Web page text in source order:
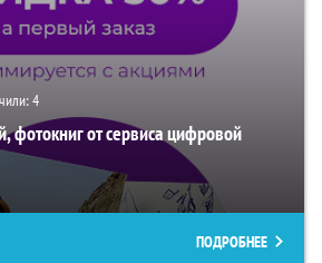
4
фотокниг от сервиса цифровой
ПОДРОБНЕЕ